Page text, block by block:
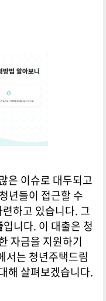
은 이슈로 대두되고
년들이 접근할 수
련하고 있습니다. 그
입니다. 이 대출은 청
자금을 지원하기
서는 청년주택드림
해 살펴보겠습니다.